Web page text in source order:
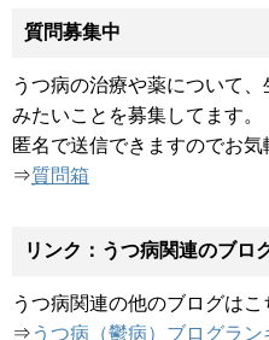
質問募集中
うつ病の治療や薬について
みたいことを募集してます。
匿名で送信できますのでお気
⇒質問箱
リンク：うつ病関連のブロ
うつ病関連の他のブログはこ
⇒ うつ病（鬱病）ブログラン